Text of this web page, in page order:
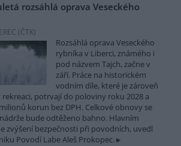
rozsáhlá oprava Veseckého
(ČTK)
Rozsáhlá oprava Veseckého
rybníka v Liberci, známého i
pod názvem Tajch, začne v
září. Práce na historickém
vodním díle, které je zároveň
potrvají do poloviny roku 2028 a
korun bez DPH. Celkové obnovy se
bude odtěženo bahno. Hlavním
zvýšení bezpečnosti při povodních, uvedl
Povodí Labe Aleš Prokopec.